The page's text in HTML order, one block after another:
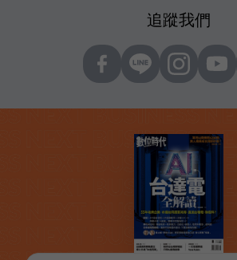
追蹤我們